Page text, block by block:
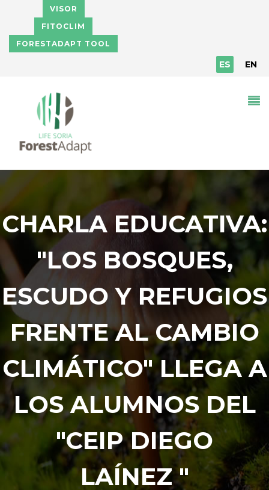
Pasar al contenido principal
VISOR
FITOCLIM
FORESTADAPT TOOL
ES EN
CHARLA EDUCATIVA:
"LOS BOSQUES,
ESCUDO Y REFUGIOS
FRENTE AL CAMBIO
CLIMÁTICO" LLEGA A
LOS ALUMNOS DEL
"CEIP DIEGO
LAÍNEZ "